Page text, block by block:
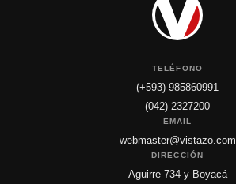
TELÉFONO
(+593) 985860991
(042) 2327200
EMAIL
webmaster@vistazo.com
DIRECCIÓN
Aguirre 734 y Boyacá